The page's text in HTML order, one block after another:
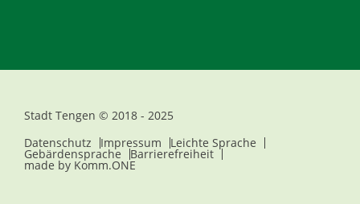
Stadt Tengen © 2018 - 2025
Datenschutz
Impressum Leichte Sprache
Gebärdensprache Barrierefreiheit
made by Komm.ONE